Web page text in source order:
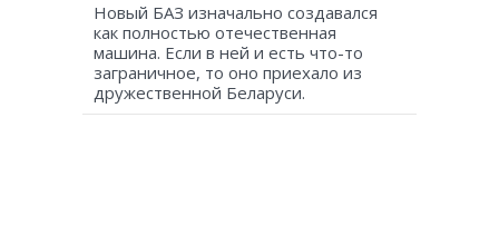
Новый БАЗ изначально создавался
как полностью отечественная
машина. Если в ней и есть что-то
заграничное, то оно приехало из
дружественной Беларуси.